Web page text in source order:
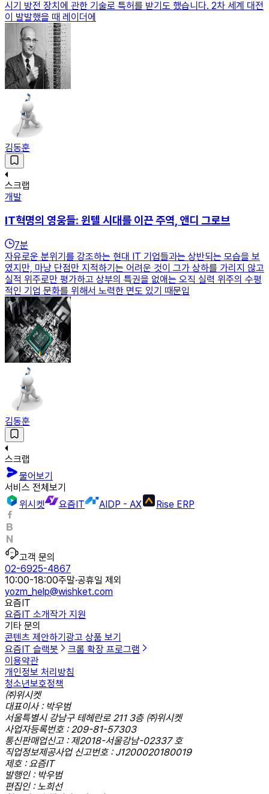
시기 방전 장치에 관한 기술로 특허를 받기도 했습니다. 2차 세계 대전
이 발발했을 때 레이더에
김동훈
스크랩
개발
IT혁명의 영웅들: 윈텔 시대를 이끈 주역, 앤디 그로브
7분
자유로운 분위기를 강조하는 현대 IT 기업들과는 상반되는 모습을 보
였지만, 마냥 단점만 지적하기는 어려운 것이 그가 상하를 가리지 않고
실적 위주로만 평가하고 상부의 특권을 없애는 오직 실력 위주의 수평
적인 기업 문화를 위해서 노력한 면도 있기 때문입
김동훈
스크랩
물어보기
서비스 전체보기
위시켓
요즘IT AIDP - AX Rise ERP
고객 문의
02-6925-4867
10:00-18:00주말·공휴일 제외
yozm_help@wishket.com
요즘IT
요즘IT 소개작가 지원
기타 문의
콘텐츠 제안하기 광고 상품 보기
요즘IT 슬랙봇
크롬 확장 프로그램
이용약관
개인정보 처리방침
청소년보호정책
㈜위시켓
대표이사 : 박우범
서울특별시 강남구 테헤란로 211 3층 ㈜위시켓
사업자등록번호 : 209-81-57303
통신판매업신고 : 제2018-서울강남-02337 호
직업정보제공사업 신고번호 : J1200020180019
제호 : 요즘IT
발행인 : 박우범
편집인 : 노희선